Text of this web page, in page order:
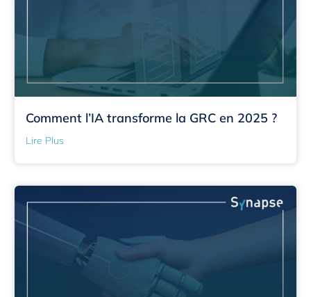
Comment l’IA transforme la GRC en 2025 ?
Lire Plus